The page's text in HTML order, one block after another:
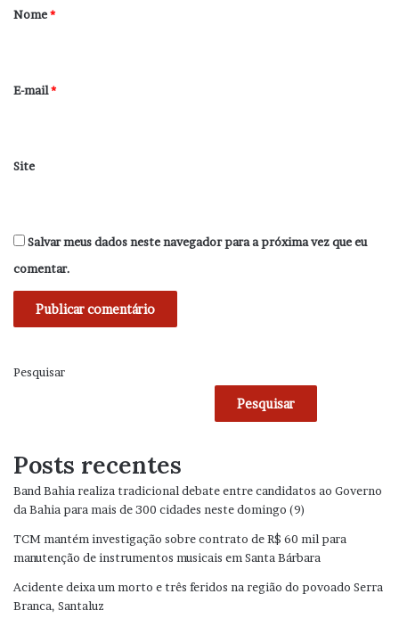
r
*
Nome*
E-mail*
Site
Salvar meus dados neste navegador para a próxima vez que eu
comentar.
Pesquisar
Pesquisar
Posts recentes
Band Bahia realiza tradicional debate entre candidatos ao Governo
da Bahia para mais de 300 cidades neste domingo (9)
TCM mantém investigação sobre contrato de R$ 60 mil para
manutenção de instrumentos musicais em Santa Bárbara
Acidente deixa um morto e três feridos na região do povoado Serra
Branca, Santaluz